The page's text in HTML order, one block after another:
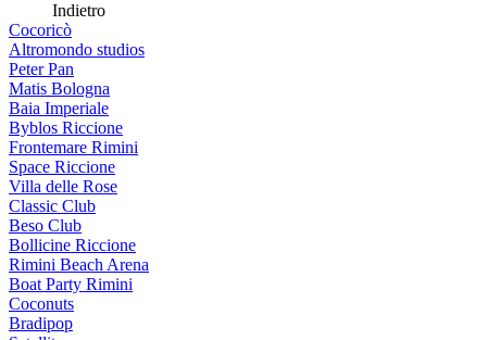
Indietro
Cocoricò
Altromondo studios
Peter Pan
Matis Bologna
Baia Imperiale
Byblos Riccione
Frontemare Rimini
Space Riccione
Villa delle Rose
Classic Club
Beso Club
Bollicine Riccione
Rimini Beach Arena
Boat Party Rimini
Coconuts
Bradipop